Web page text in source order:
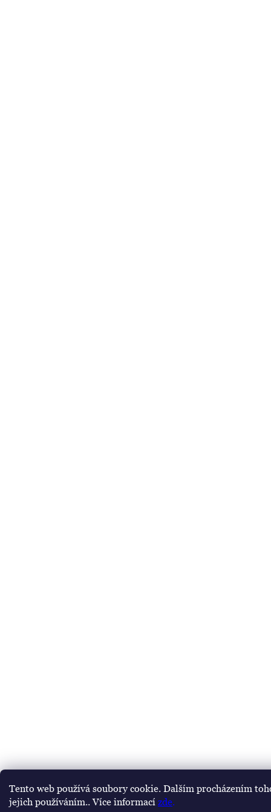
Tento web používá soubory cookie. Dalším procházením
jejich používáním.. Více informací zde.